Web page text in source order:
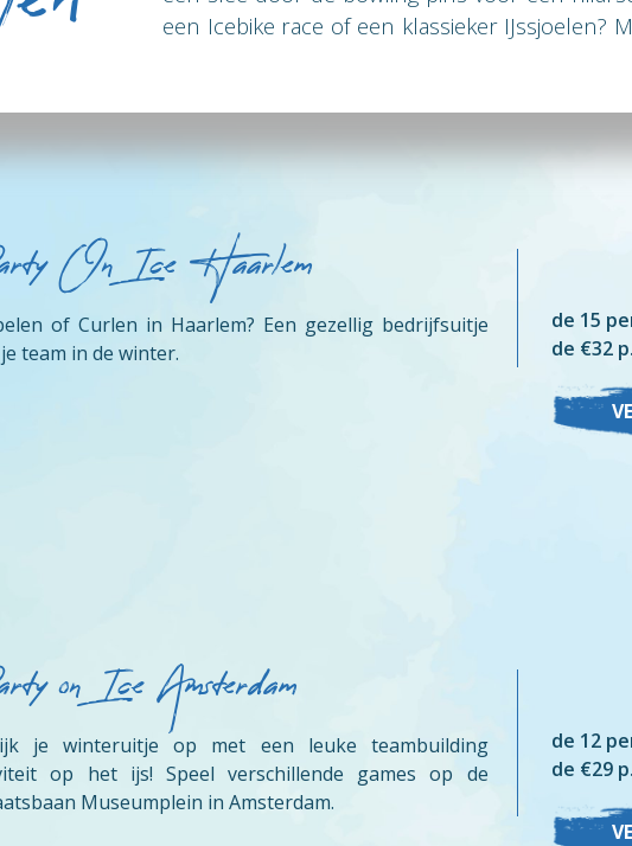
een Icebike race of een klassieker IJssjoelen?
je een carrousel van spellen tegemoet
On Ice Haarlem
of Curlen in Haarlem? Een gezellig bedrijfsuitje
team in de winter.
de 15
de €32
on Ice Amsterdam
je winteruitje op met een leuke teambuilding
op het ijs! Speel verschillende games op de
Museumplein in Amsterdam.
de 12
de €29